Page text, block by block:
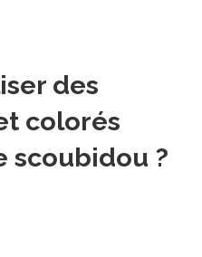
des
colorés
scoubidou ?